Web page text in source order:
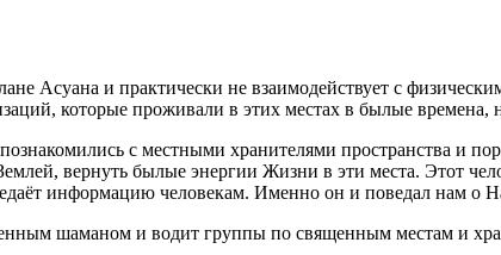
Асуана и практически не взаимодействует с
которые проживали в этих местах в былые времена,
с местными хранителями пространства и
вернуть былые энергии Жизни в эти места. Этот
информацию человекам. Именно он и поведал нам о
шаманом и водит группы по священным местам и